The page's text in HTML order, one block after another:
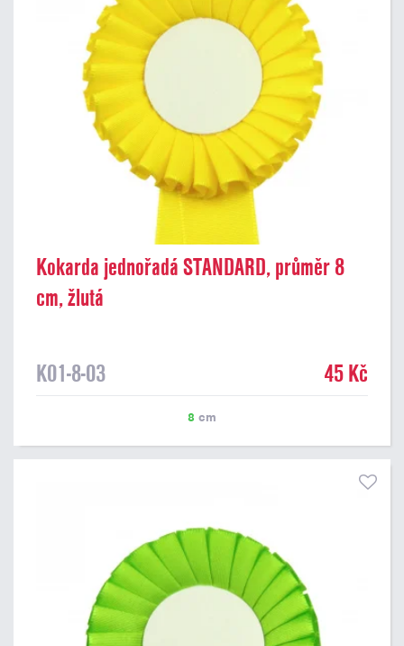
Kokarda jednořadá STANDARD, průměr 8
cm, žlutá
K01-8-03 45 Kč
8 cm